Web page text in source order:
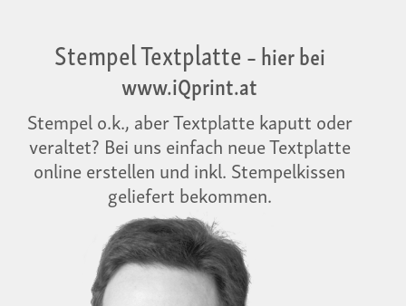
Stempel Textplatte– hier bei
www.iQprint.at
Stempel o.k., aber Textplatte kaputt oder
veraltet? Bei uns einfach neue Textplatte
online erstellen und inkl. Stempelkissen
geliefert bekommen.